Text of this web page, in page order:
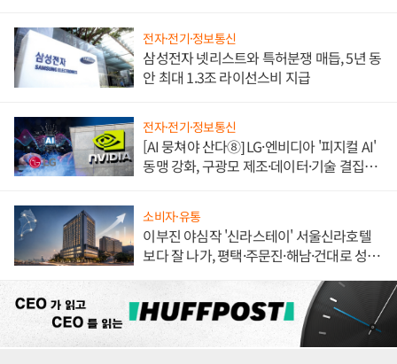
전자·전기·정보통신
삼성전자 넷리스트와 특허분쟁 매듭, 5년 동
안 최대 1.3조 라이선스비 지급
전자·전기·정보통신
[AI 뭉쳐야 산다⑧] LG·엔비디아 '피지컬 AI'
동맹 강화, 구광모 제조·데이터·기술 결집
소비자·유통
이부진 야심작 '신라스테이' 서울신라호텔
보다 잘 나가, 평택·주문진·해남·건대로 성